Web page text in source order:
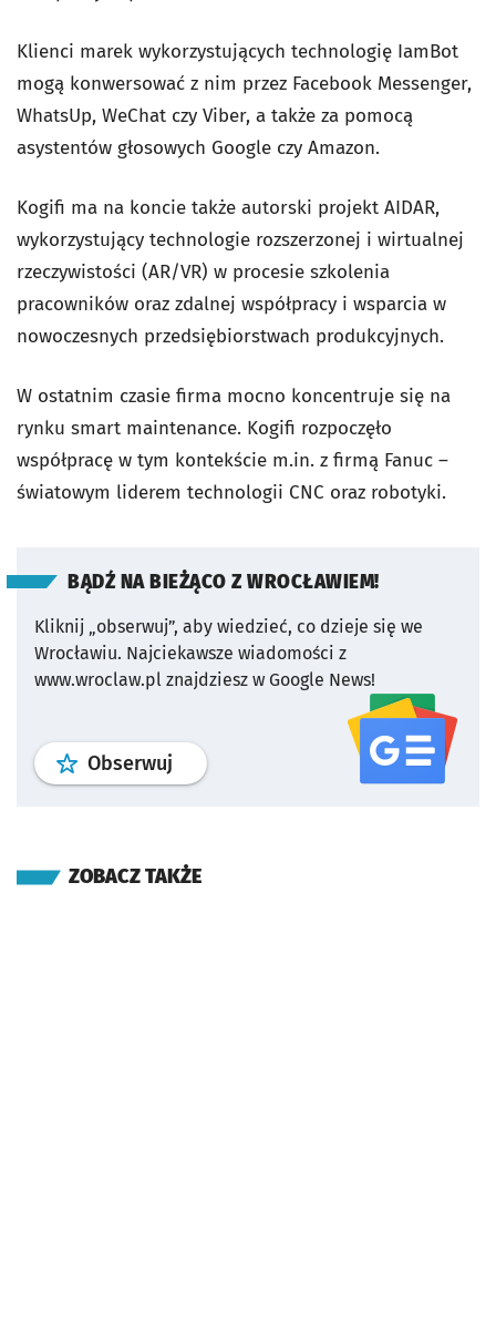
Klienci marek wykorzystujących technologię IamBot
mogą konwersować z nim przez Facebook Messenger,
WhatsUp, WeChat czy Viber, a także za pomocą
asystentów głosowych Google czy Amazon.
Kogifi ma na koncie także autorski projekt AIDAR,
wykorzystujący technologie rozszerzonej i wirtualnej
rzeczywistości (AR/VR) w procesie szkolenia
pracowników oraz zdalnej współpracy i wsparcia w
nowoczesnych przedsiębiorstwach produkcyjnych.
W ostatnim czasie firma mocno koncentruje się na
rynku smart maintenance. Kogifi rozpoczęło
współpracę w tym kontekście m.in. z firmą Fanuc –
światowym liderem technologii CNC oraz robotyki.
BĄDŹ NA BIEŻĄCO Z WROCŁAWIEM!
Kliknij „obserwuj”, aby wiedzieć, co dzieje się we
Wrocławiu. Najciekawsze wiadomości z
www.wroclaw.pl znajdziesz w Google News!
Obserwuj profil serwisu
ZOBACZ TAKŻE